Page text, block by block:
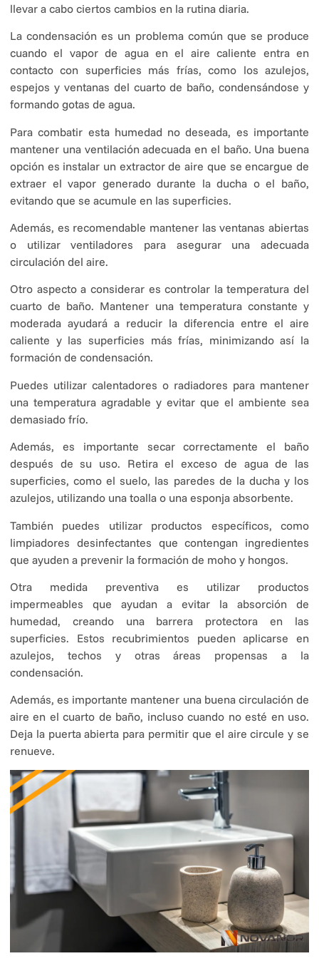
llevar a cabo ciertos cambios en la rutina diaria.
La condensación es un problema común que se produce
cuando el vapor de agua en el aire caliente entra en
contacto con superficies más frías, como los azulejos,
espejos y ventanas del cuarto de baño, condensándose y
formando gotas de agua.
Para combatir esta humedad no deseada, es importante
mantener una ventilación adecuada en el baño. Una buena
opción es instalar un extractor de aire que se encargue de
extraer el vapor generado durante la ducha o el baño,
evitando que se acumule en las superficies.
Además, es recomendable mantener las ventanas abiertas
o utilizar ventiladores para asegurar una adecuada
circulación del aire.
Otro aspecto a considerar es controlar la temperatura del
cuarto de baño. Mantener una temperatura constante y
moderada ayudará a reducir la diferencia entre el aire
caliente y las superficies más frías, minimizando así la
formación de condensación.
Puedes utilizar calentadores o radiadores para mantener
una temperatura agradable y evitar que el ambiente sea
demasiado frío.
Además, es importante secar correctamente el baño
después de su uso. Retira el exceso de agua de las
superficies, como el suelo, las paredes de la ducha y los
azulejos, utilizando una toalla o una esponja absorbente.
También puedes utilizar productos específicos, como
limpiadores desinfectantes que contengan ingredientes
que ayuden a prevenir la formación de moho y hongos.
Otra medida preventiva es utilizar productos
impermeables que ayudan a evitar la absorción de
humedad, creando una barrera protectora en las
superficies. Estos recubrimientos pueden aplicarse en
azulejos, techos y otras áreas propensas a la
condensación.
Además, es importante mantener una buena circulación de
aire en el cuarto de baño, incluso cuando no esté en uso.
Deja la puerta abierta para permitir que el aire circule y se
renueve.